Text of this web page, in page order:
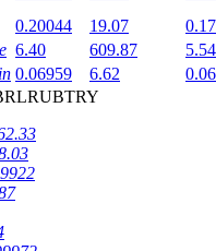
beleggingen voor BTR-
0.20044 19.07
6.40 609.87 5.54
0.06959 6.62
RUBTRY